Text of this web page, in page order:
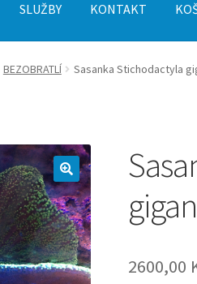
SLUŽBY KONTAKT
Můj účet Obchod Pokladna SLUŽBY
BEZOBRATLÍ Sasanka Stichodactyla
2600,00